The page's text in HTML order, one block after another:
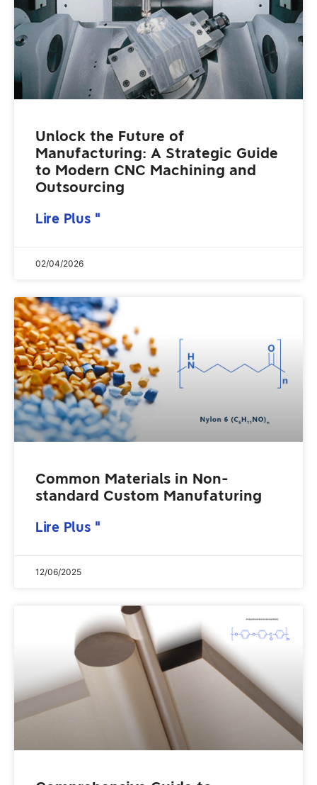
Unlock the Future of
Manufacturing: A Strategic Guide
to Modern CNC Machining and
Outsourcing
Lire Plus "
02/04/2026
Common Materials in Non-
standard Custom Manufaturing
Lire Plus "
12/06/2025